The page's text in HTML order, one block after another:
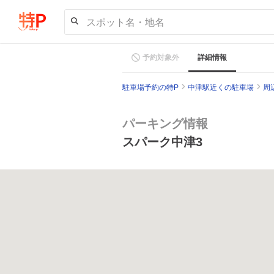
スポット名・地名
予約対象外 詳細情報
駐車場予約の特P 中津駅近くの駐車場 周
パーキング情報
スパーク中津3